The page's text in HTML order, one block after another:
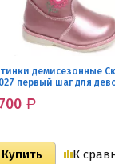
демисезонные
первый шаг для
Р
К